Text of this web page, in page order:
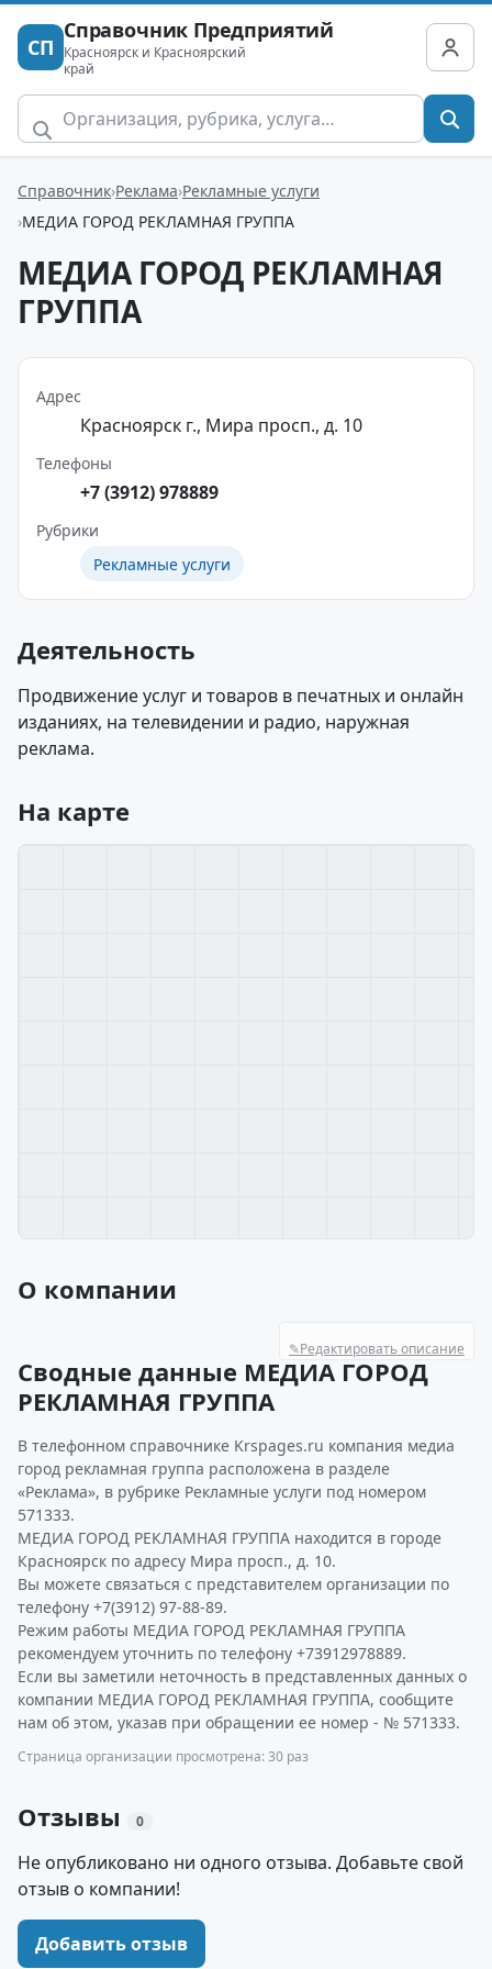
СП
Справочник Предприятий
Красноярск и Красноярский
край
Справочник Реклама Рекламные услуги
МЕДИА ГОРОД РЕКЛАМНАЯ ГРУППА
МЕДИА ГОРОД РЕКЛАМНАЯ
ГРУППА
Адрес
Красноярск г., Мира просп., д. 10
Телефоны
+7 (3912) 978889
Рубрики
Рекламные услуги
Деятельность
Продвижение услуг и товаров в печатных и онлайн
изданиях, на телевидении и радио, наружная
реклама.
На карте
О компании
✎Редактировать описание
Сводные данные МЕДИА ГОРОД
РЕКЛАМНАЯ ГРУППА
В телефонном справочнике Krspages.ru компания медиа
город рекламная группа расположена в разделе
«Реклама», в рубрике Рекламные услуги под номером
571333.
МЕДИА ГОРОД РЕКЛАМНАЯ ГРУППА находится в городе
Красноярск по адресу Мира просп., д. 10.
Вы можете связаться с представителем организации по
телефону +7(3912) 97-88-89.
Режим работы МЕДИА ГОРОД РЕКЛАМНАЯ ГРУППА
рекомендуем уточнить по телефону +73912978889.
Если вы заметили неточность в представленных данных о
компании МЕДИА ГОРОД РЕКЛАМНАЯ ГРУППА, сообщите
нам об этом, указав при обращении ее номер - № 571333.
Страница организации просмотрена: 30 раз
Отзывы 0
Не опубликовано ни одного отзыва. Добавьте свой
отзыв о компании!
Добавить отзыв